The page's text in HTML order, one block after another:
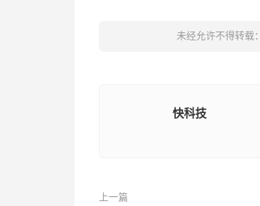
未经允许不得转载：
快科技
上一篇